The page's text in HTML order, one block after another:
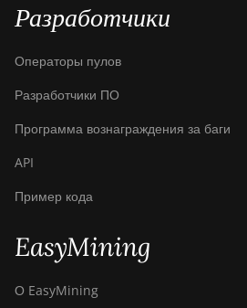
Разработчики
Операторы пулов
Разработчики ПО
Программа вознаграждения за баги
API
Пример кода
EasyMining
О EasyMining